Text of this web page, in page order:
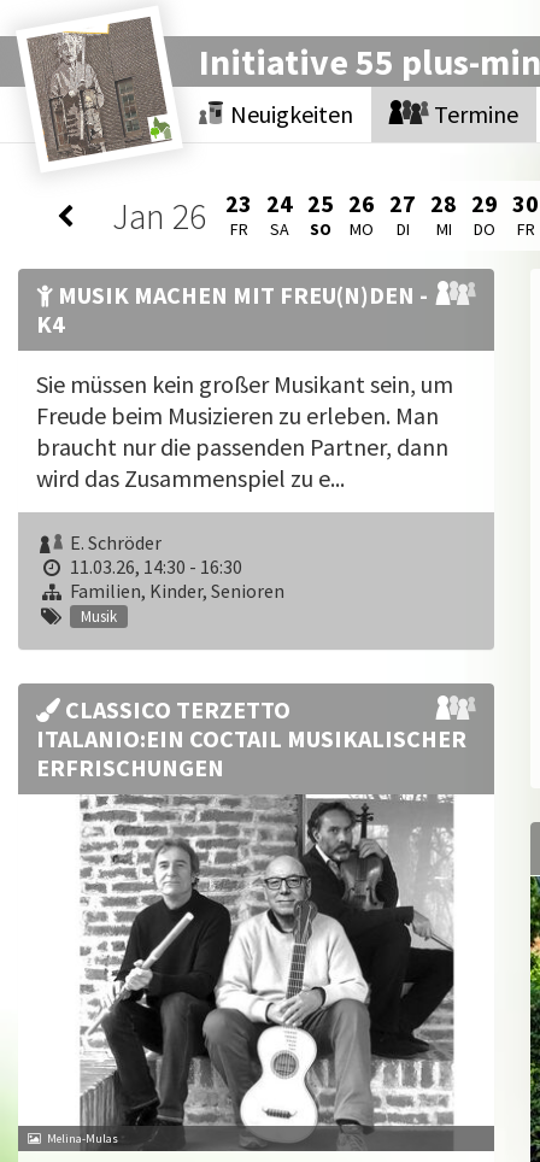
Initiative 55 plus-
Neuigkeiten Termine
Jan 26 23
FR
24
SA
25
SO
26
MO
27
DI
28
MI
29
DO
30
FR
MUSIK MACHEN MIT FREU(N)DEN -
K4
Sie müssen kein großer Musikant sein, um
Freude beim Musizieren zu erleben. Man
braucht nur die passenden Partner, dann
wird das Zusammenspiel zu e...
E. Schröder
11.03.26, 14:30 - 16:30
Familien, Kinder, Senioren
Musik
CLASSICO TERZETTO
ITALANIO:EIN COCTAIL MUSIKALISCHER
ERFRISCHUNGEN
Melina-Mulas